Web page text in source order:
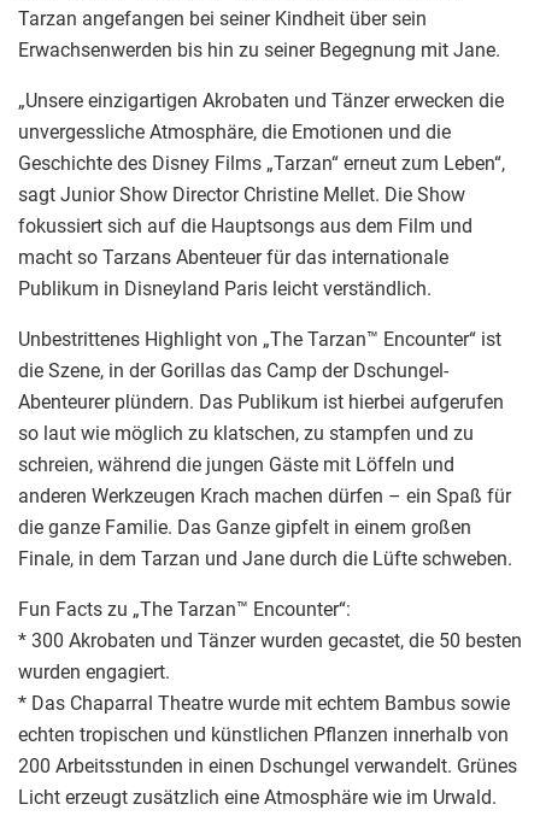
Tarzan angefangen bei seiner Kindheit über sein
Erwachsenwerden bis hin zu seiner Begegnung mit Jane.
„Unsere einzigartigen Akrobaten und Tänzer erwecken die
unvergessliche Atmosphäre, die Emotionen und die
Geschichte des Disney Films „Tarzan“ erneut zum Leben“,
sagt Junior Show Director Christine Mellet. Die Show
fokussiert sich auf die Hauptsongs aus dem Film und
macht so Tarzans Abenteuer für das internationale
Publikum in Disneyland Paris leicht verständlich.
Unbestrittenes Highlight von „The Tarzan™ Encounter“ ist
die Szene, in der Gorillas das Camp der Dschungel-
Abenteurer plündern. Das Publikum ist hierbei aufgerufen
so laut wie möglich zu klatschen, zu stampfen und zu
schreien, während die jungen Gäste mit Löffeln und
anderen Werkzeugen Krach machen dürfen – ein Spaß für
die ganze Familie. Das Ganze gipfelt in einem großen
Finale, in dem Tarzan und Jane durch die Lüfte schweben.
Fun Facts zu „The Tarzan™ Encounter“:
* 300 Akrobaten und Tänzer wurden gecastet, die 50 besten
wurden engagiert.
* Das Chaparral Theatre wurde mit echtem Bambus sowie
echten tropischen und künstlichen Pflanzen innerhalb von
200 Arbeitsstunden in einen Dschungel verwandelt. Grünes
Licht erzeugt zusätzlich eine Atmosphäre wie im Urwald.